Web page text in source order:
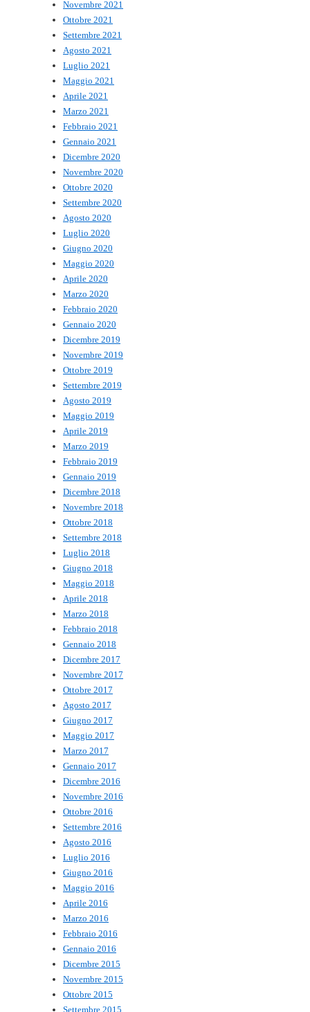
Novembre 2021
Ottobre 2021
Settembre 2021
Agosto 2021
Luglio 2021
Maggio 2021
Aprile 2021
Marzo 2021
Febbraio 2021
Gennaio 2021
Dicembre 2020
Novembre 2020
Ottobre 2020
Settembre 2020
Agosto 2020
Luglio 2020
Giugno 2020
Maggio 2020
Aprile 2020
Marzo 2020
Febbraio 2020
Gennaio 2020
Dicembre 2019
Novembre 2019
Ottobre 2019
Settembre 2019
Agosto 2019
Maggio 2019
Aprile 2019
Marzo 2019
Febbraio 2019
Gennaio 2019
Dicembre 2018
Novembre 2018
Ottobre 2018
Settembre 2018
Luglio 2018
Giugno 2018
Maggio 2018
Aprile 2018
Marzo 2018
Febbraio 2018
Gennaio 2018
Dicembre 2017
Novembre 2017
Ottobre 2017
Agosto 2017
Giugno 2017
Maggio 2017
Marzo 2017
Gennaio 2017
Dicembre 2016
Novembre 2016
Ottobre 2016
Settembre 2016
Agosto 2016
Luglio 2016
Giugno 2016
Maggio 2016
Aprile 2016
Marzo 2016
Febbraio 2016
Gennaio 2016
Dicembre 2015
Novembre 2015
Ottobre 2015
Settembre 2015